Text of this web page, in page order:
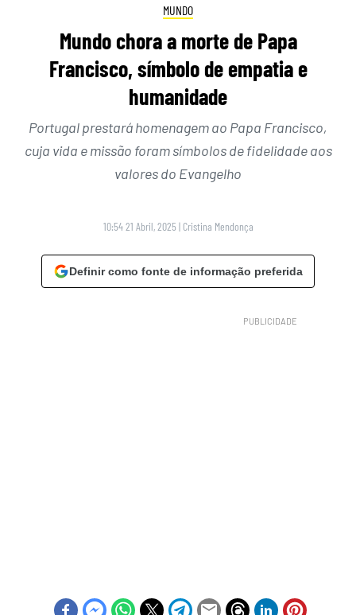
MUNDO
Mundo chora a morte de Papa
Francisco, símbolo de empatia e
humanidade
Portugal prestará homenagem ao Papa Francisco,
cuja vida e missão foram símbolos de fidelidade aos
valores do Evangelho
10:54 21 Abril, 2025 | Cristina Mendonça
Definir como fonte de informação preferida